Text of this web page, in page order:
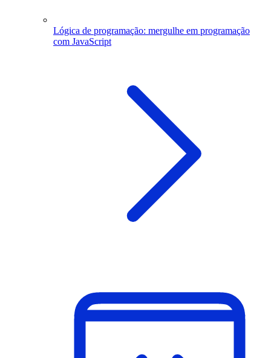
Lógica de programação: mergulhe em programação
com JavaScript